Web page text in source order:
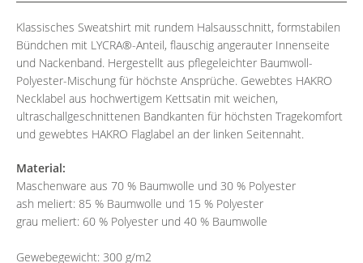
Klassisches Sweatshirt mit rundem Halsausschnitt, formstabilen
Bündchen mit LYCRA®-Anteil, flauschig angerauter Innenseite
und Nackenband. Hergestellt aus pflegeleichter Baumwoll-
Polyester-Mischung für höchste Ansprüche. Gewebtes HAKRO
Necklabel aus hochwertigem Kettsatin mit weichen,
ultraschallgeschnittenen Bandkanten für höchsten Tragekomfort
und gewebtes HAKRO Flaglabel an der linken Seitennaht.
Material:
Maschenware aus 70 % Baumwolle und 30 % Polyester
ash meliert: 85 % Baumwolle und 15 % Polyester
grau meliert: 60 % Polyester und 40 % Baumwolle
Gewebegewicht: 300 g/m2